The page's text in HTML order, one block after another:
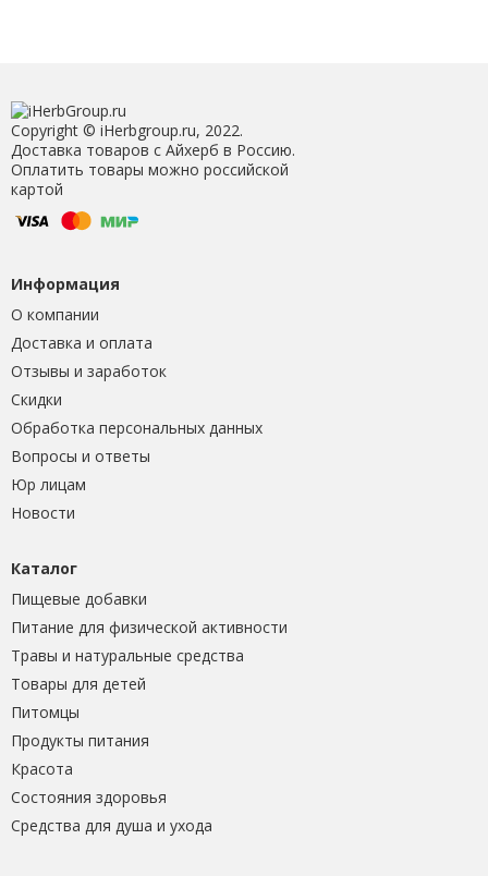
Copyright © iHerbgroup.ru, 2022.
Доставка товаров с Айхерб в Россию.
Оплатить товары можно российской
картой
Информация
О компании
Доставка и оплата
Отзывы и заработок
Скидки
Обработка персональных данных
Вопросы и ответы
Юр лицам
Новости
Каталог
Пищевые добавки
Питание для физической активности
Травы и натуральные средства
Товары для детей
Питомцы
Продукты питания
Красота
Состояния здоровья
Средства для душа и ухода